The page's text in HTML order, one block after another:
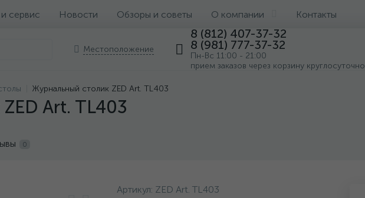
и сервис Новости Обзоры и советы О компании Контакты
Местоположение
8 (812) 407-37-32
8 (981) 777-37-32
Пн-Вс 11:00 - 21:00
прием заказов через корзину круглосуточно
Журнальный столик ZED Art. TL403
Art. TL403
0
Артикул: ZED Art. TL403